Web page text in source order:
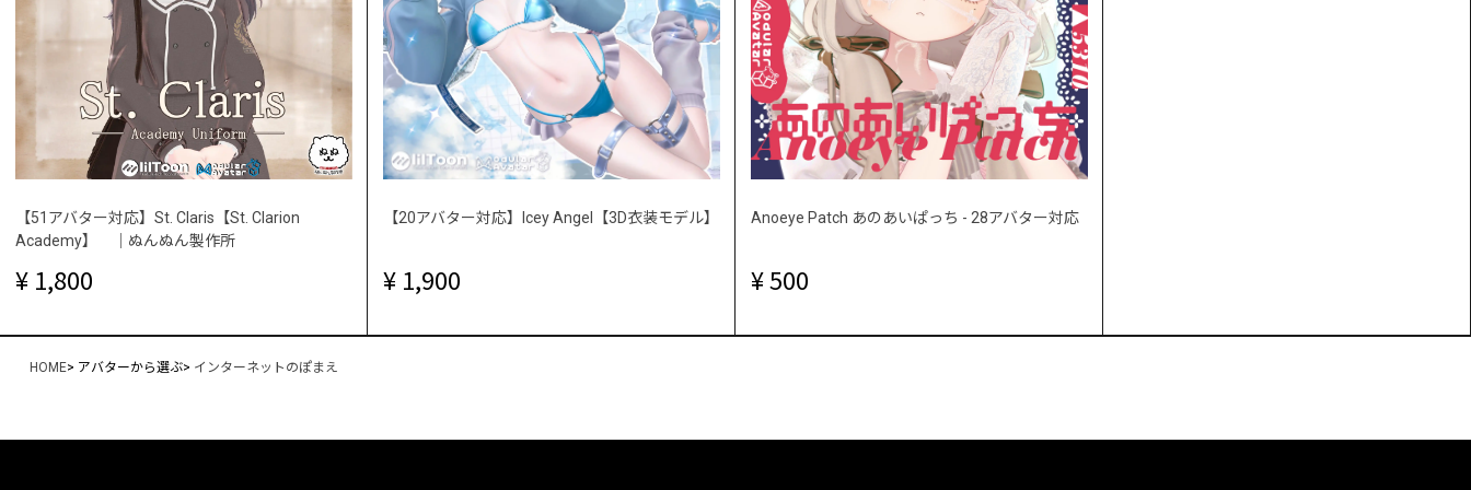
【51アバター対応】St. Claris【St. Clarion
Academy】 ｜ぬんぬん製作所
1,800
【20アバター対応】Icey Angel【3D衣装モデル】
1,900
Anoeye Patch あのあいぱっち - 28アバター対応
500
HOME> アバターから選ぶ> インターネットのぽまえ